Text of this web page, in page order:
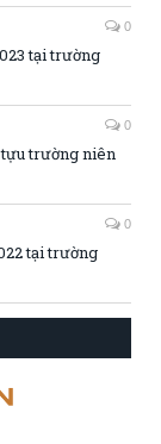
0
tại trường
0
trường niên
0
tại trường